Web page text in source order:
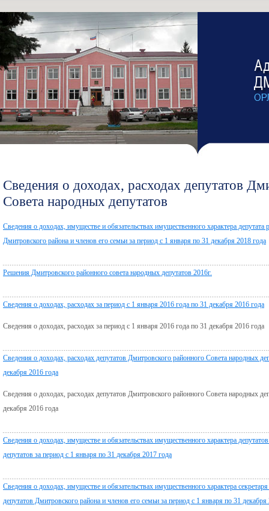
Сведения о доходах, расходах депутатов
Совета народных депутатов
Сведения о доходах, имуществе и обязательствах имущественного характера
Дмитровского района и членов его семьи за период с 1 января по 31 декабря 2018 года
Решения Дмитровского районного совета народных депутатов 2016г.
Сведения о доходах, расходах за период с 1 января 2016 года по 31 декабря 2016 года
Сведения о доходах, расходах за период с 1 января 2016 года по 31 декабря 2016 года
Сведения о доходах, расходах депутатов Дмитровского районного Совета народных
декабря 2016 года
Сведения о доходах, расходах депутатов Дмитровского районного Совета народных
декабря 2016 года
Сведения о доходах, имуществе и обязательствах имущественного характера
депутатов за период с 1 января по 31 декабря 2017 года
Сведения о доходах, имуществе и обязательствах имущественного характера
депутатов Дмитровского района и членов его семьи за период с 1 января по 31 декабря